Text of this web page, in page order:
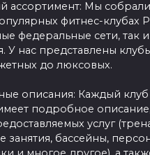
ассортимент: Мы
фитнес-клубах
федеральные сети, так
У нас представлены
до люксовых.
описания: Каждый
подробное
услуг
занятия, бассейны,